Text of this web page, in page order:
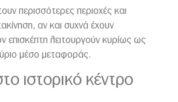
περισσότερες περιοχές και
αν και συχνά έχουν
επισκέπτη λειτουργούν κυρίως ως
μέσο μεταφοράς.
ιστορικό κέντρο